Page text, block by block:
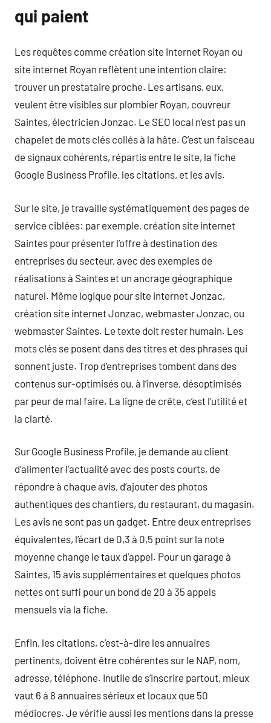
qui paient
Les requêtes comme création site internet Royan ou
site internet Royan reflètent une intention claire:
trouver un prestataire proche. Les artisans, eux,
veulent être visibles sur plombier Royan, couvreur
Saintes, électricien Jonzac. Le SEO local n’est pas un
chapelet de mots clés collés à la hâte. C’est un faisceau
de signaux cohérents, répartis entre le site, la fiche
Google Business Profile, les citations, et les avis.
Sur le site, je travaille systématiquement des pages de
service ciblées: par exemple, création site internet
Saintes pour présenter l’offre à destination des
entreprises du secteur, avec des exemples de
réalisations à Saintes et un ancrage géographique
naturel. Même logique pour site internet Jonzac,
création site internet Jonzac, webmaster Jonzac, ou
webmaster Saintes. Le texte doit rester humain. Les
mots clés se posent dans des titres et des phrases qui
sonnent juste. Trop d’entreprises tombent dans des
contenus sur-optimisés ou, à l’inverse, désoptimisés
par peur de mal faire. La ligne de crête, c’est l’utilité et
la clarté.
Sur Google Business Profile, je demande au client
d’alimenter l’actualité avec des posts courts, de
répondre à chaque avis, d’ajouter des photos
authentiques des chantiers, du restaurant, du magasin.
Les avis ne sont pas un gadget. Entre deux entreprises
équivalentes, l’écart de 0,3 à 0,5 point sur la note
moyenne change le taux d’appel. Pour un garage à
Saintes, 15 avis supplémentaires et quelques photos
nettes ont suffi pour un bond de 20 à 35 appels
mensuels via la fiche.
Enfin, les citations, c’est-à-dire les annuaires
pertinents, doivent être cohérentes sur le NAP, nom,
adresse, téléphone. Inutile de s’inscrire partout, mieux
vaut 6 à 8 annuaires sérieux et locaux que 50
médiocres. Je vérifie aussi les mentions dans la presse